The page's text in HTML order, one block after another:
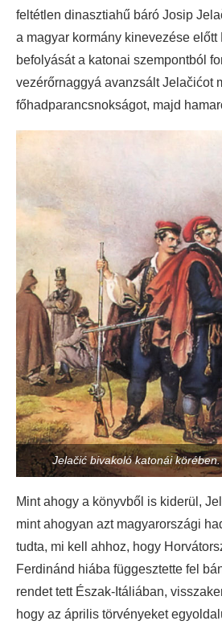
feltétlen dinasztiahű báró Josip
a magyar kormány kinevezése
befolyását a katonai szempontból
vezérőrnaggyá avanzsált Jelačićot
főhadparancsnokságot, majd
Jelačić bivakoló katonái
Mint ahogy a könyvből is kiderül,
mint ahogyan azt magyarországi
tudta, mi kell ahhoz, hogy
Ferdinánd hiába függesztette fel
rendet tett Észak-Itáliában,
hogy az április törvényeket